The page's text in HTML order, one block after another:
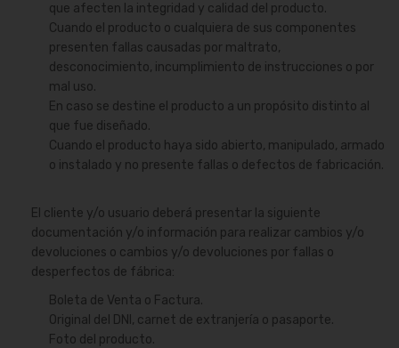
que afecten la integridad y calidad del producto.
Cuando el producto o cualquiera de sus componentes
presenten fallas causadas por maltrato,
desconocimiento, incumplimiento de instrucciones o por
mal uso.
En caso se destine el producto a un propósito distinto al
que fue diseñado.
Cuando el producto haya sido abierto, manipulado, armado
o instalado y no presente fallas o defectos de fabricación.
El cliente y/o usuario deberá presentar la siguiente
documentación y/o información para realizar cambios y/o
devoluciones o cambios y/o devoluciones por fallas o
desperfectos de fábrica:
Boleta de Venta o Factura.
Original del DNI, carnet de extranjería o pasaporte.
Foto del producto.